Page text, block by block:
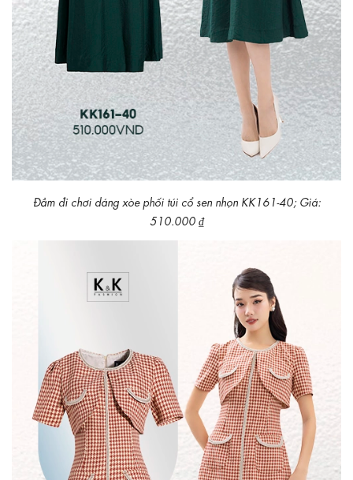
Đầm đi chơi dáng xòe phối túi cổ sen nhọn KK161-40; Giá:
510.000 ₫